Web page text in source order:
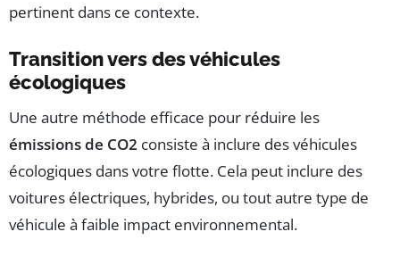
pertinent dans ce contexte.
Transition vers des véhicules
écologiques
Une autre méthode efficace pour réduire les
émissions de CO2 consiste à inclure des véhicules
écologiques dans votre flotte. Cela peut inclure des
voitures électriques, hybrides, ou tout autre type de
véhicule à faible impact environnemental.